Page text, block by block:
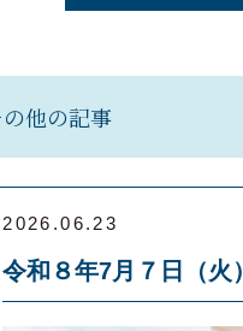
他の記事
2026.06.23